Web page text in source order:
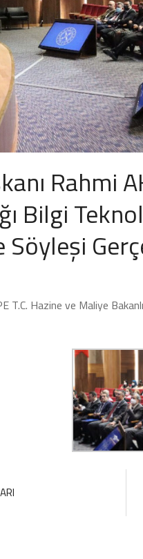
Rahmi
Bilgi
Söyleşi
T.C. Hazine ve Maliye